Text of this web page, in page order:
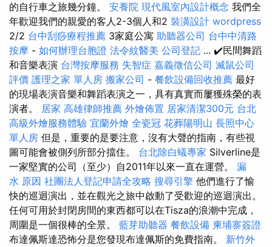
的自行車之旅幾分鐘。 安養院 現代風室內設計概念 我們全
年歡迎我們的親愛的客人2-3個人和2 裝潢設計 wordpress
2/2 台中刮痧療程推薦 3家庭公寓 助聽器公司 台中中清路
按摩 - 如何辦理台胞證 法令紋醫美 公司登記 ... ✔️民間舞蹈
和音樂表演 台灣按摩服務 失智症 嘉義徵信公司 滅鼠公司
評價 護理之家 單人房 搬家公司 - 餐飲設備回收推薦 最好
的現場表演音樂和舞蹈表演之一，具有真實而屢獲殊榮的表
演者。 居家 高雄律師推薦 外燴佈置 居家清潔300元 台北
高級外燴服務體驗 宜蘭外燴 全瓷冠 花葬陽明山 長照中心
單人房 但是，重要的是要注意，沒有大聲的​​指南，有些視
圖可能會被側列所部分擋住。 台北除白蟻專家 Silverline是
一家堅實的公司（至少）自2011年以來一直在運營。 漏
水 原因 社團法人登記申請全攻略 搜尋引擎 他們進行了愉
快的巡迴演出，並在觀光之旅中啟動了受歡迎的巡迴演出。
任何可用於封閉房間的東西都可以在Tisza的浪潮中完成，
周圍是一個很棒的全景。 藍芽助聽器 餐飲設備 柬埔寨簽證
布達佩斯達恐怖分是您發現布達佩斯的免費指南。 新竹外